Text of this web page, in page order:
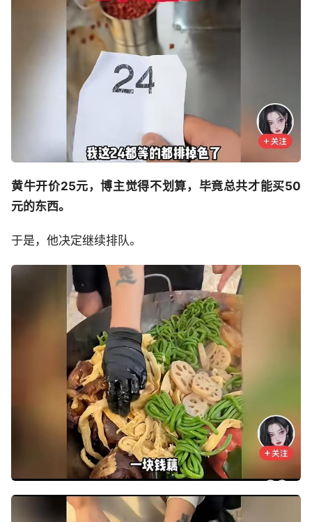
黄牛开价25元，博主觉得不划算，毕竟总共才能买50
元的东西。
于是，他决定继续排队。